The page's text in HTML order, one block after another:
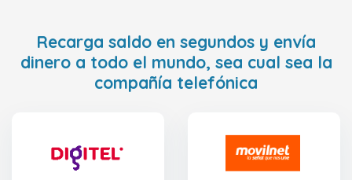
Recarga saldo en segundos y envía
dinero a todo el mundo, sea cual sea la
compañía telefónica